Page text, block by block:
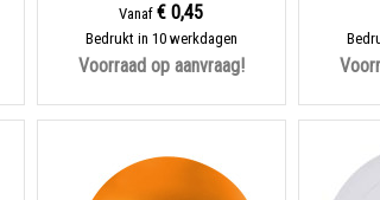
Vanaf€ 0,45
Bedrukt in 10 werkdagen
Voorraad op aanvraag!